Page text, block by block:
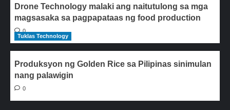
Drone Technology malaki ang naitutulong sa mga
magsasaka sa pagpapataas ng food production
0
Tuklas Technology
Produksyon ng Golden Rice sa Pilipinas sinimulan
nang palawigin
0